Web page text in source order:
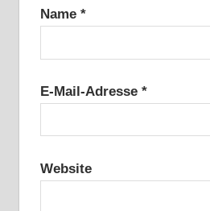
Name *
E-Mail-Adresse *
Website